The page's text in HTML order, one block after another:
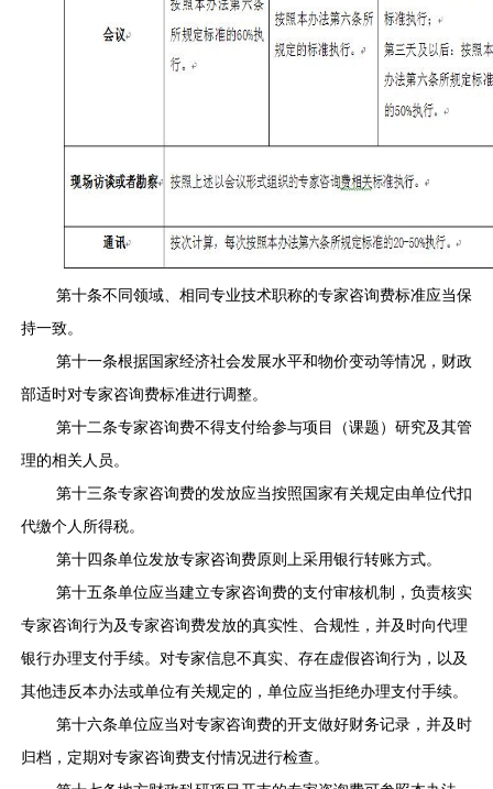
第十条不同领域、相同专业技术职称的专家咨询费标准应当保
持一致。
第十一条根据国家经济社会发展水平和物价变动等情况，财政
部适时对专家咨询费标准进行调整。
第十二条专家咨询费不得支付给参与项目（课题）研究及其管
理的相关人员。
第十三条专家咨询费的发放应当按照国家有关规定由单位代扣
代缴个人所得税。
第十四条单位发放专家咨询费原则上采用银行转账方式。
第十五条单位应当建立专家咨询费的支付审核机制，负责核实
专家咨询行为及专家咨询费发放的真实性、合规性，并及时向代理
银行办理支付手续。对专家信息不真实、存在虚假咨询行为，以及
其他违反本办法或单位有关规定的，单位应当拒绝办理支付手续。
第十六条单位应当对专家咨询费的开支做好财务记录，并及时
归档，定期对专家咨询费支付情况进行检查。